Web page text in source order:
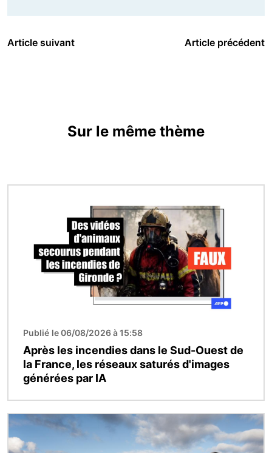
Article suivant Article précédent
Sur le même thème
Publié le 06/08/2026 à 15:58
Après les incendies dans le Sud-Ouest de
la France, les réseaux saturés d'images
générées par IA
Image